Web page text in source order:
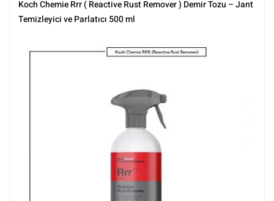
Arındırıcılar
Koch Chemie Rrr ( Reactive Rust Remover ) Demir Tozu – Jant
Temizleyici ve Parlatıcı 500 ml